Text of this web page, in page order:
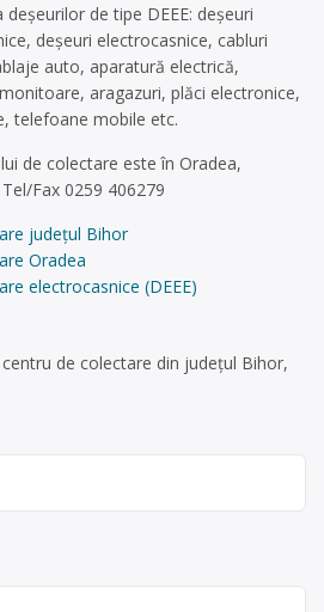
de tipe DEEE: deșeuri
deșeuri electrocasnice, cabluri
auto, aparatură electrică,
aragazuri, plăci electronice,
telefoane mobile etc.
de colectare este în Oradea,
Fax 0259 406279
județul Bihor
Oradea
electrocasnice (DEEE)
de colectare din județul Bihor,